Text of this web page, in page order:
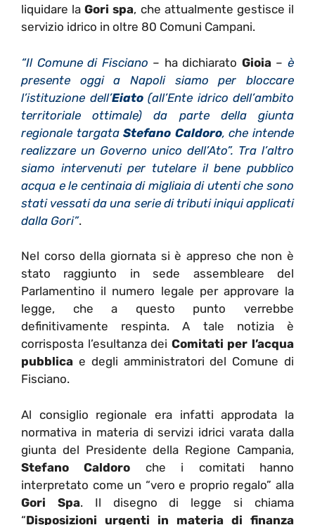
liquidare la Gori spa, che attualmente gestisce il
servizio idrico in oltre 80 Comuni Campani.
“Il Comune di Fisciano – ha dichiarato Gioia–è
presente oggi a Napoli siamo per bloccare
l’istituzione dell’Eiato(all’Ente idrico dell’ambito
territoriale ottimale) da parte della giunta
regionale targataStefano Caldoro, che intende
realizzare un Governo unico dell’Ato”. Tra l’altro
siamo intervenuti per tutelare il bene pubblico
acqua e le centinaia di migliaia di utenti che sono
stati vessati da una serie di tributi iniqui applicati
dalla Gori”.
Nel corso della giornata si è appreso che non è
stato raggiunto in sede assembleare del
Parlamentino il numero legale per approvare la
legge, che a questo punto verrebbe
definitivamente respinta. A tale notizia è
corrisposta l’esultanza dei Comitati per l’acqua
pubblica e degli amministratori del Comune di
Fisciano.
Al consiglio regionale era infatti approdata la
normativa in materia di servizi idrici varata dalla
giunta del Presidente della Regione Campania,
Stefano Caldoro che i comitati hanno
interpretato come un “vero e proprio regalo” alla
Gori Spa. Il disegno di legge si chiama
“Disposizioni urgenti in materia di finanza